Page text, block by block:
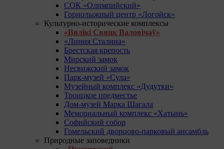
СОК «Олимпийский»
Горнолыжный центр «Логойск»
Культурно-исторические комплексы
«Вялікі Свяцк Валовічаў»
«Линия Сталина»
Брестская крепость
Мирский замок
Несвижский замок
Парк-музей «Сула»
Музейный комплекс «Дудутки»
Троицкое предместье
Дом-музей Марка Шагала
Мемориальный комплекс «Хатынь»
Софийский собор
Гомельский дворцово-парковый ансамбль
Природные заповедники